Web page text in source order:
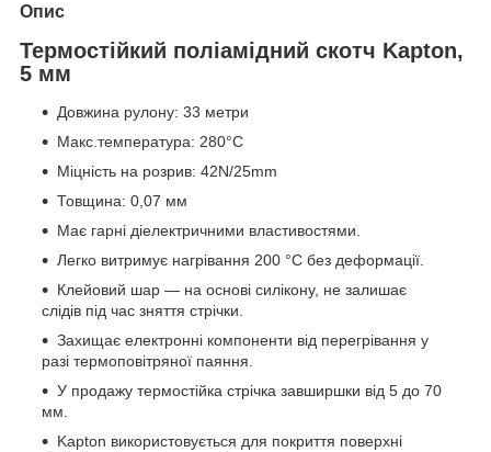
Опис
Термостійкий поліамідний скотч Kapton,
5 мм
Довжина рулону: 33 метри
Макс.температура: 280°С
Міцність на розрив: 42N/25mm
Товщина: 0,07 мм
Має гарні діелектричними властивостями.
Легко витримує нагрівання 200 °C без деформації.
Клейовий шар — на основі силікону, не залишає
слідів під час зняття стрічки.
Захищає електронні компоненти від перегрівання у
разі термоповітряної паяння.
У продажу термостійка стрічка завширшки від 5 до 70
мм.
Kapton використовується для покриття поверхні